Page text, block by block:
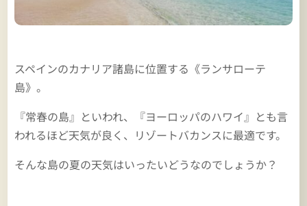
スペインのカナリア諸島に位置する《ランサローテ
島》。
『常春の島』といわれ、『ヨーロッパのハワイ』とも言
われるほど天気が良く、リゾートバカンスに最適です。
そんな島の夏の天気はいったいどうなのでしょうか？